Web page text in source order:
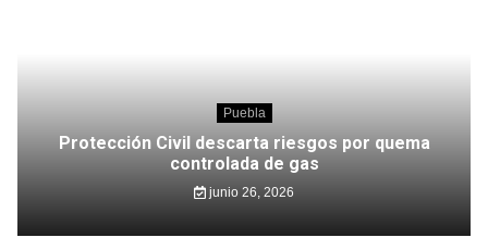
Puebla
Protección Civil descarta riesgos por quema
controlada de gas
junio 26, 2026